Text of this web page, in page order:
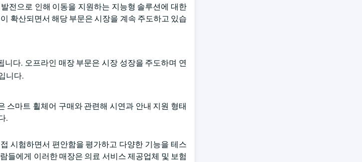
전으로 인해 이동을 지원하는 지능형 솔루션에 대한
확산되면서 해당 부문은 시장을 계속 주도하고 있습
다. 오프라인 매장 부문은 시장 성장을 주도하며 연
니다.
스마트 휠체어 구매와 관련해 시연과 안내 지원 형태
.
시험하면서 편안함을 평가하고 다양한 기능을 테스
들에게 이러한 매장은 의료 서비스 제공업체 및 보험